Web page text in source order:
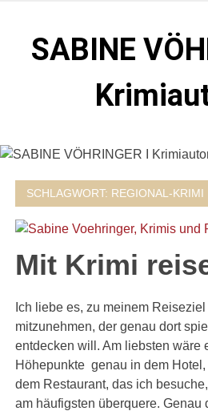
springenSABINE
Vordergrund steht. Spielen
SCHLAGWORT: REGIONAL-KRIMI
Mit Krimi
Ich liebe es, zu meinem
mitzunehmen, der genau dort
entdecken will. Am liebsten wäre
Höhepunkte genau in dem
dem Restaurant, das ich
am häufigsten überquere. Genau